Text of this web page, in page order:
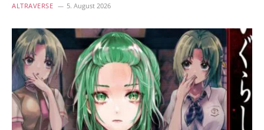
ALTRAVERSE 5. August 2026